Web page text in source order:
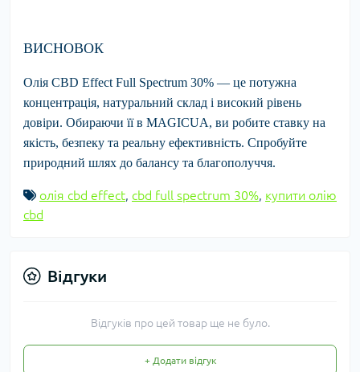
ВИСНОВОК
Олія CBD Effect Full Spectrum 30% — це потужна
концентрація, натуральний склад і високий рівень
довіри. Обираючи її в MAGICUA, ви робите ставку на
якість, безпеку та реальну ефективність. Спробуйте
природний шлях до балансу та благополуччя.
олія cbd effect, cbd full spectrum 30%, купити олію
cbd
Відгуки
Відгуків про цей товар ще не було.
+ Додати відгук